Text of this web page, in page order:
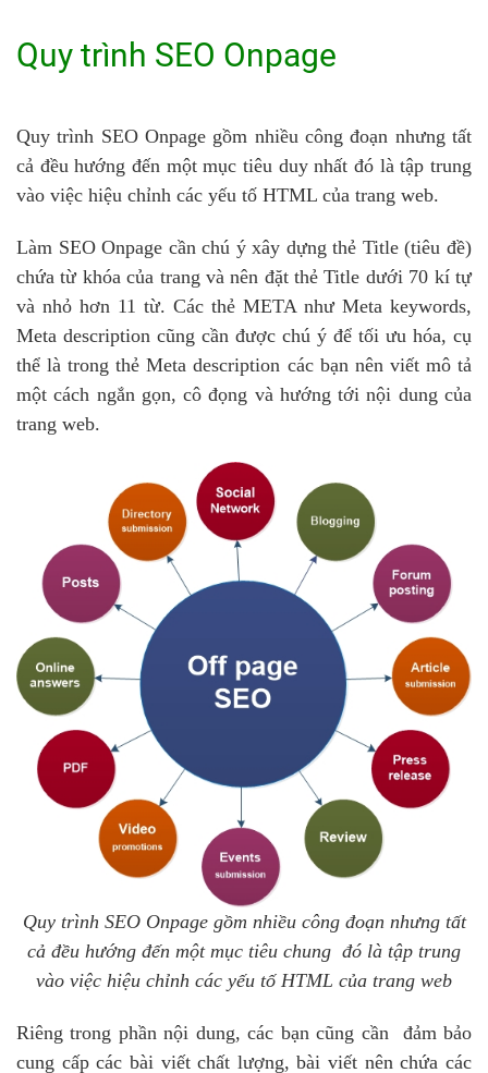
Quy trình SEO Onpage
Quy trình SEO Onpage gồm nhiều công đoạn nhưng tất
cả đều hướng đến một mục tiêu duy nhất đó là tập trung
vào việc hiệu chỉnh các yếu tố HTML của trang web.
Làm SEO Onpage cần chú ý xây dựng thẻ Title (tiêu đề)
chứa từ khóa của trang và nên đặt thẻ Title dưới 70 kí tự
và nhỏ hơn 11 từ. Các thẻ META như Meta keywords,
Meta description cũng cần được chú ý để tối ưu hóa, cụ
thể là trong thẻ Meta description các bạn nên viết mô tả
một cách ngắn gọn, cô đọng và hướng tới nội dung của
trang web.
Quy trình SEO Onpage gồm nhiều công đoạn nhưng tất
cả đều hướng đến một mục tiêu chung đó là tập trung
vào việc hiệu chỉnh các yếu tố HTML của trang web
Riêng trong phần nội dung, các bạn cũng cần đảm bảo
cung cấp các bài viết chất lượng, bài viết nên chứa các